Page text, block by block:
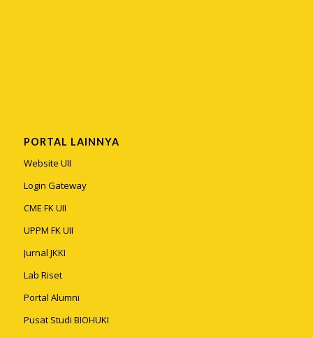
PORTAL LAINNYA
Website UII
Login Gateway
CME FK UII
UPPM FK UII
Jurnal JKKI
Lab Riset
Portal Alumni
Pusat Studi BIOHUKI